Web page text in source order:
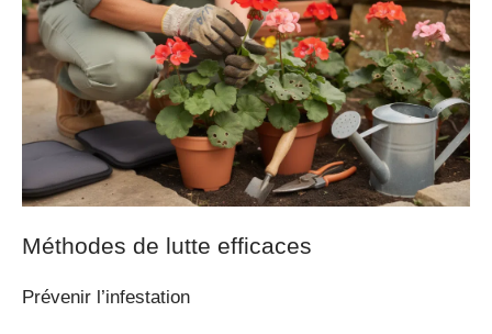
Méthodes de lutte efficaces
Prévenir l’infestation